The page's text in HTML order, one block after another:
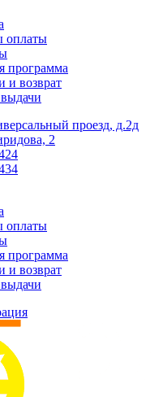
оплаты
программа
и возврат
проезд, д.2д
2
оплаты
программа
и возврат